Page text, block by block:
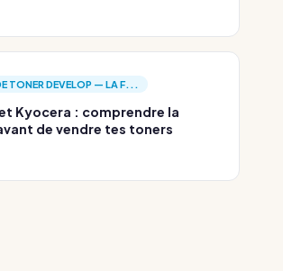
TONER DEVELOP — LA F...
Kyocera : comprendre la
de vendre tes toners